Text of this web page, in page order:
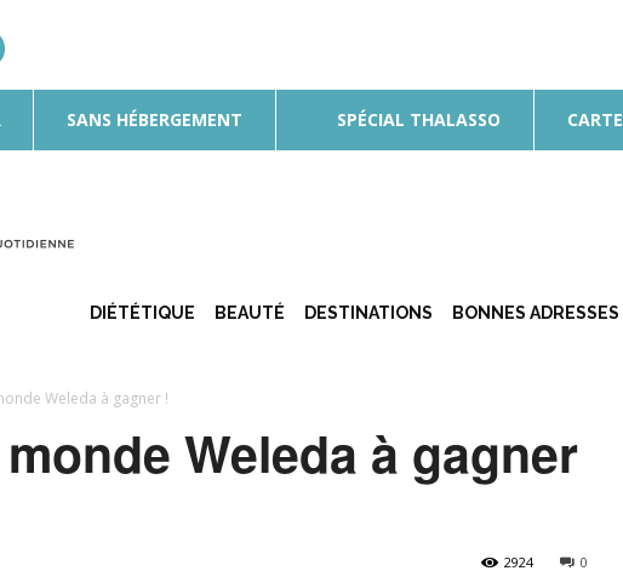
SANS HÉBERGEMENT SPÉCIAL THALASSO
Bulle
DIÉTÉTIQUE BEAUTÉ DESTINATIONS BONNES ADRESSES
Weleda à gagner !
Weleda à gagner
0
2924